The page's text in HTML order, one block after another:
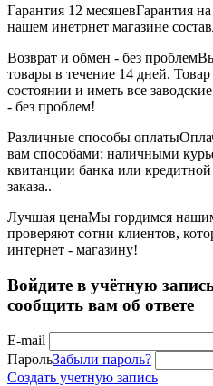
Гарантия 12 месяцевГарантия
нашем инетрнет магазине
Возврат и обмен - без проблем
товары в течение 14 дней.
состоянии и иметь все
- без проблем!
Различные способы оплаты
вам способами: наличными
квитанции банка или
заказа..
Лучшая ценаМы гордимся
проверяют сотни клиентов,
интернет - магазину!
Войдите в учётную
сообщить вам об ответе
E-mail
ПарольЗабыли пароль?
Создать учетную запись